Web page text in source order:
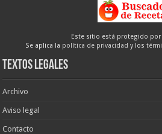
Este sitio está protegido por
Se aplica la política de privacidad y los
Textos legales
Archivo
Aviso legal
Contacto